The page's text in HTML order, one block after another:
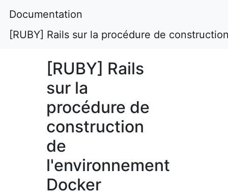
Documentation
[RUBY] Rails sur la procédure de
[RUBY] Rails
sur la
procédure de
construction
de
l'environnement
Docker